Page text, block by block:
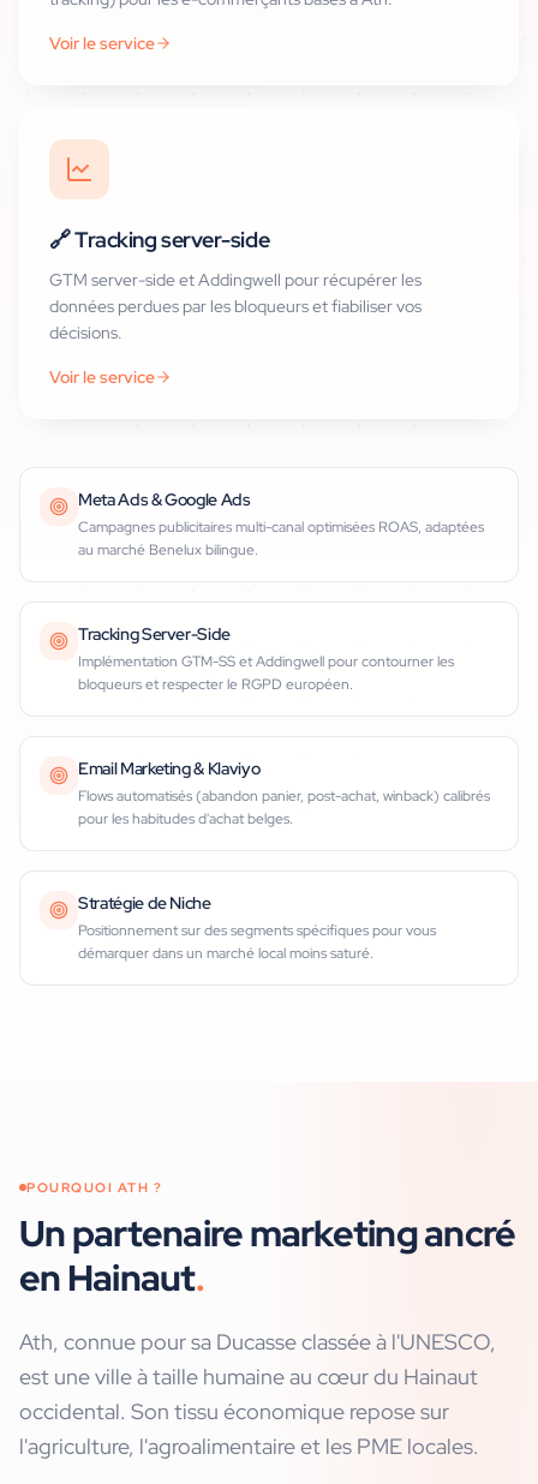
Voir le service
🔗Tracking server-side
GTM server-side et Addingwell pour récupérer les
données perdues par les bloqueurs et fiabiliser vos
décisions.
Voir le service
Meta Ads & Google Ads
Campagnes publicitaires multi-canal optimisées ROAS, adaptées
au marché Benelux bilingue.
Tracking Server-Side
Implémentation GTM-SS et Addingwell pour contourner les
bloqueurs et respecter le RGPD européen.
Email Marketing & Klaviyo
Flows automatisés (abandon panier, post-achat, winback) calibrés
pour les habitudes d'achat belges.
Stratégie de Niche
Positionnement sur des segments spécifiques pour vous
démarquer dans un marché local moins saturé.
POURQUOI ATH ?
Un partenaire marketing ancré
en Hainaut.
Ath, connue pour sa Ducasse classée à l'UNESCO,
est une ville à taille humaine au cœur du Hainaut
occidental. Son tissu économique repose sur
l'agriculture, l'agroalimentaire et les PME locales.